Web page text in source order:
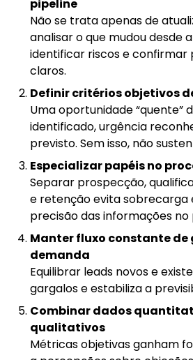
pipeline
Não se trata apenas de
analisar o que mudou desde
identificar riscos e confirmar
claros.
Definir critérios objetivos
Uma oportunidade “quente”
identificado, urgência
previsto. Sem isso, não
Especializar papéis no
Separar prospecção,
e retenção evita sobrecarga
precisão das informações no
Manter fluxo constante de
demanda
Equilibrar leads novos e
gargalos e estabiliza a
Combinar dados
qualitativos
Métricas objetivas ganham